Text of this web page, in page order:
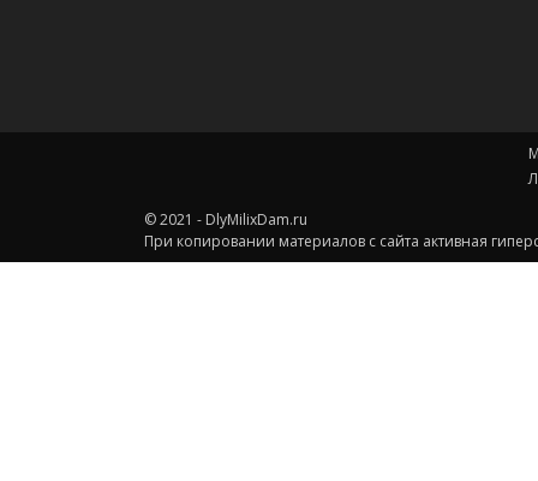
© 2021 - DlyMilixDam.ru
При копировании материалов с сайта активная